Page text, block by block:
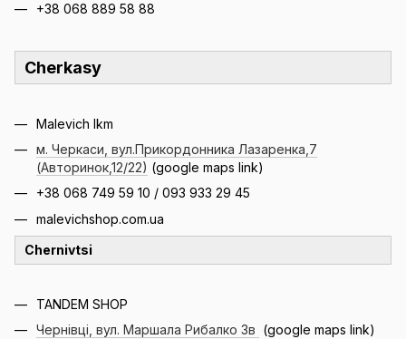
+38 068 889 58 88
Cherkasy
Malevich lkm
м. Черкаси, вул.Прикордонника Лазаренка,7
(Авторинок,12/22) (google maps link)
+38 068 749 59 10 / 093 933 29 45
malevichshop.com.ua
Chernivtsi
TANDEM SHOP
Чернівці, вул. Маршала Рибалко 3в (google maps link)